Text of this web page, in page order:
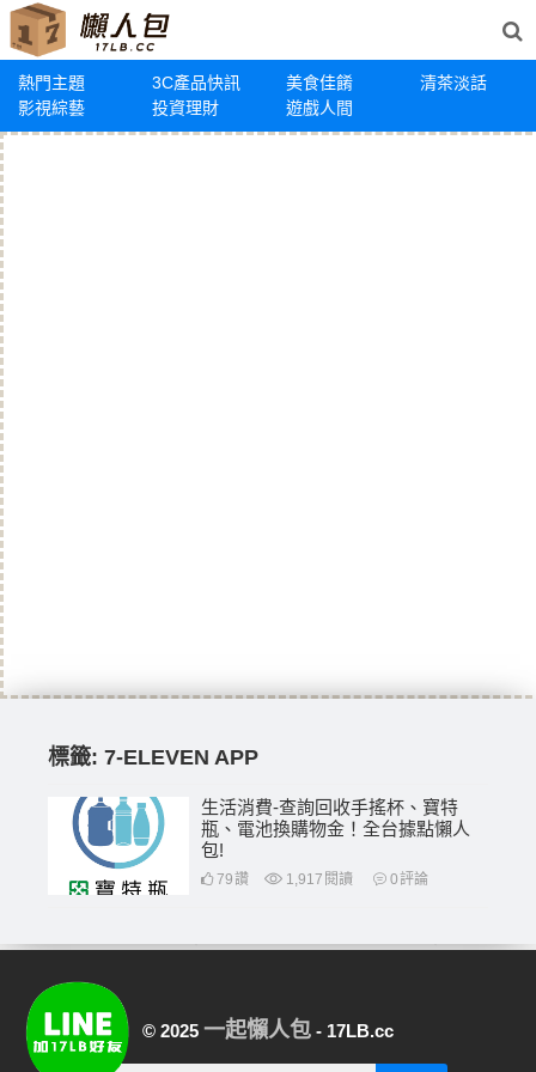
熱門主題 3C產品快訊 美食佳餚
清茶淡話
影視綜藝
投資理財 遊戲人間
標籤: 7-ELEVEN APP
生活消費-查詢回收手搖杯、寶特
瓶、電池換購物金！全台據點懶人
包!
79讚 1,917 閱讀 0評論
© 2025 一起懶人包 - 17LB.cc